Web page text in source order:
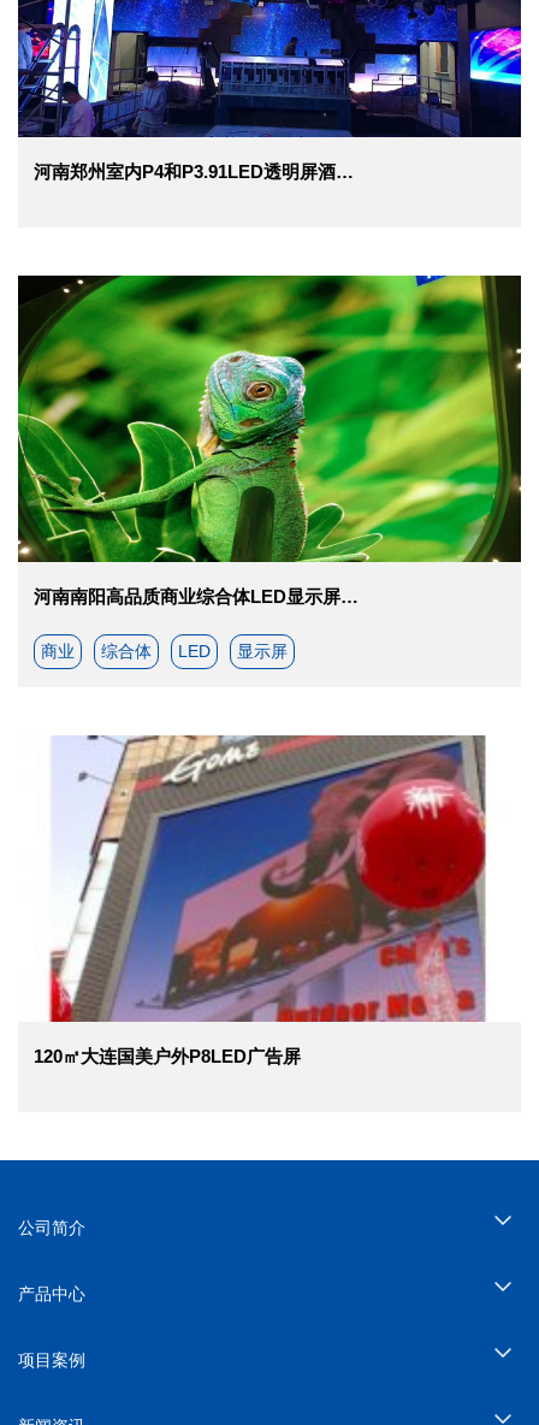
河南郑州室内P4和P3.91LED透明屏酒吧项目
河南南阳高品质商业综合体LED显示屏项目
商业 综合体 LED 显示屏
120㎡大连国美户外P8LED广告屏
公司简介
产品中心
项目案例